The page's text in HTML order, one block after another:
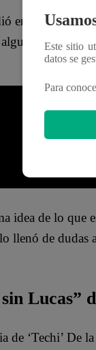
entrar a la
alguien que
idea de lo que
llenó de dudas
Lucas”
de ‘Techi’ De
Este sitio
datos se
Para